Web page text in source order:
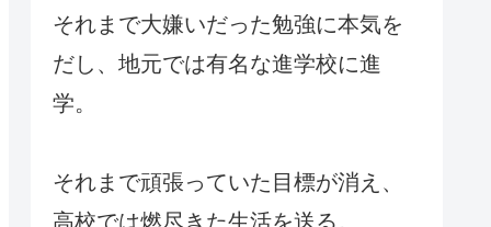
それまで大嫌いだった勉強に本気を
だし、地元では有名な進学校に進
学。
それまで頑張っていた目標が消え、
高校では燃尽きた生活を送る。